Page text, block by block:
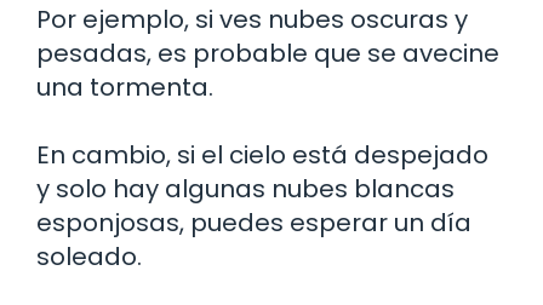
Por ejemplo, si ves nubes oscuras y
pesadas, es probable que se avecine
una tormenta.
En cambio, si el cielo está despejado
y solo hay algunas nubes blancas
esponjosas, puedes esperar un día
soleado.